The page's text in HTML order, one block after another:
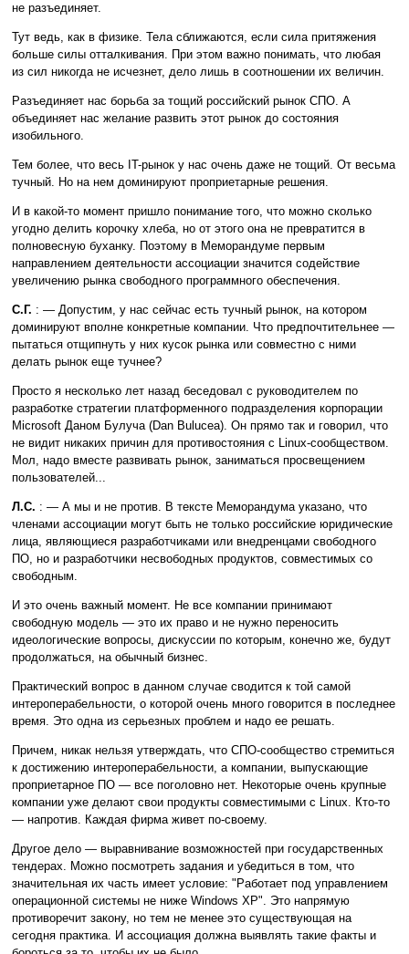
не разъединяет.
Тут ведь, как в физике. Тела сближаются, если сила притяжения
больше силы отталкивания. При этом важно понимать, что любая
из сил никогда не исчезнет, дело лишь в соотношении их величин.
Разъединяет нас борьба за тощий российский рынок СПО. А
объединяет нас желание развить этот рынок до состояния
изобильного.
Тем более, что весь IT-рынок у нас очень даже не тощий. От весьма
тучный. Но на нем доминируют проприетарные решения.
И в какой-то момент пришло понимание того, что можно сколько
угодно делить корочку хлеба, но от этого она не превратится в
полновесную буханку. Поэтому в Меморандуме первым
направлением деятельности ассоциации значится содействие
увеличению рынка свободного программного обеспечения.
С.Г. : — Допустим, у нас сейчас есть тучный рынок, на котором
доминируют вполне конкретные компании. Что предпочтительнее —
пытаться отщипнуть у них кусок рынка или совместно с ними
делать рынок еще тучнее?
Просто я несколько лет назад беседовал с руководителем по
разработке стратегии платформенного подразделения корпорации
Microsoft Даном Булуча (Dan Bulucea). Он прямо так и говорил, что
не видит никаких причин для противостояния с Linux-сообществом.
Мол, надо вместе развивать рынок, заниматься просвещением
пользователей...
Л.С. : — А мы и не против. В тексте Меморандума указано, что
членами ассоциации могут быть не только российские юридические
лица, являющиеся разработчиками или внедренцами свободного
ПО, но и разработчики несвободных продуктов, совместимых со
свободным.
И это очень важный момент. Не все компании принимают
свободную модель — это их право и не нужно переносить
идеологические вопросы, дискуссии по которым, конечно же, будут
продолжаться, на обычный бизнес.
Практический вопрос в данном случае сводится к той самой
интероперабельности, о которой очень много говорится в последнее
время. Это одна из серьезных проблем и надо ее решать.
Причем, никак нельзя утверждать, что СПО-сообщество стремиться
к достижению интероперабельности, а компании, выпускающие
проприетарное ПО — все поголовно нет. Некоторые очень крупные
компании уже делают свои продукты совместимыми с Linux. Кто-то
— напротив. Каждая фирма живет по-своему.
Другое дело — выравнивание возможностей при государственных
тендерах. Можно посмотреть задания и убедиться в том, что
значительная их часть имеет условие: "Работает под управлением
операционной системы не ниже Windows XP". Это напрямую
противоречит закону, но тем не менее это существующая на
сегодня практика. И ассоциация должна выявлять такие факты и